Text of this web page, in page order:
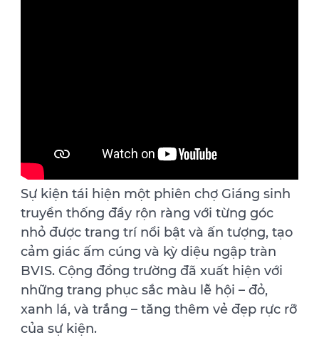
Sự kiện tái hiện một phiên chợ Giáng sinh
truyền thống đầy rộn ràng với từng góc
nhỏ được trang trí nổi bật và ấn tượng, tạo
cảm giác ấm cúng và kỳ diệu ngập tràn
BVIS. Cộng đồng trường đã xuất hiện với
những trang phục sắc màu lễ hội – đỏ,
xanh lá, và trắng – tăng thêm vẻ đẹp rực rỡ
của sự kiện.